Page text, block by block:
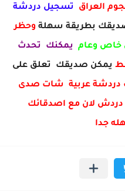
العراق تسجيل دردشة
بطريقة سهلة وحظر
خاص وعام يمكنك تحدث
يمكن صديقك تعلق على
عربية شات صدى
دردش لان مع اصدقائك
جدا